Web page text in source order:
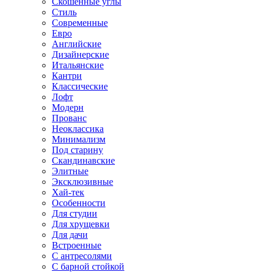
Стиль
Современные
Евро
Английские
Дизайнерские
Итальянские
Кантри
Классические
Лофт
Модерн
Прованс
Неоклассика
Минимализм
Под старину
Скандинавские
Элитные
Эксклюзивные
Хай-тек
Особенности
Для студии
Для хрущевки
Для дачи
Встроенные
С антресолями
С барной стойкой